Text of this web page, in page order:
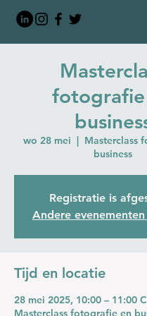
wo 28 mei
  |
Masterclass
business
Registratie is
Andere
Tijd en locatie
28 mei 2025, 10:00 – 11:00
Masterclass fotografie en